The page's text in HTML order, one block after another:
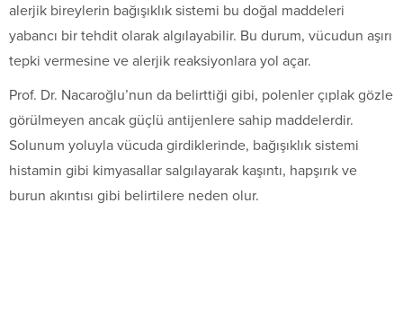
alerjik bireylerin bağışıklık sistemi bu doğal maddeleri
yabancı bir tehdit olarak algılayabilir. Bu durum, vücudun aşırı
tepki vermesine ve alerjik reaksiyonlara yol açar.
Prof. Dr. Nacaroğlu’nun da belirttiği gibi, polenler çıplak gözle
görülmeyen ancak güçlü antijenlere sahip maddelerdir.
Solunum yoluyla vücuda girdiklerinde, bağışıklık sistemi
histamin gibi kimyasallar salgılayarak kaşıntı, hapşırık ve
burun akıntısı gibi belirtilere neden olur.